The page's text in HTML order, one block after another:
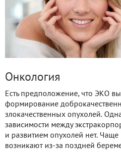
Онкология
Есть предположение, что ЭКО
формирование
злокачественных опухолей.
зависимости между
и развитием опухолей нет.
возникают из-за поздней